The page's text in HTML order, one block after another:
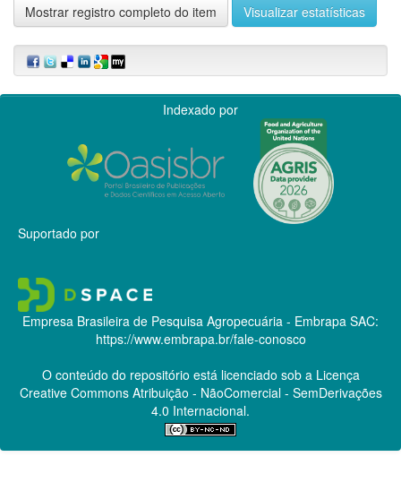
Mostrar registro completo do item Visualizar estatísticas
Indexado por
Suportado por
Empresa Brasileira de Pesquisa Agropecuária - Embrapa SAC:
https://www.embrapa.br/fale-conosco
O conteúdo do repositório está licenciado sob a Licença
Creative CommonsAtribuição - NãoComercial - SemDerivações
4.0 Internacional.